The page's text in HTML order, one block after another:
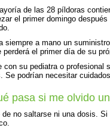
de las 28 píldoras
el primer domingo
siempre a mano un
perderá el primer día de su
con su pediatra o profesional
Se podrían necesitar
pasa si me olvido
de no saltarse ni una dosis.